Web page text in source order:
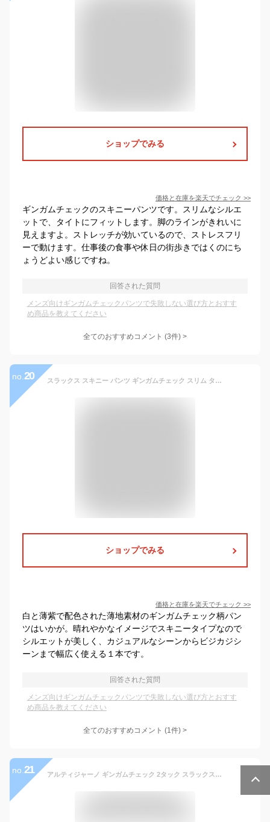
ショップでみる
価格と在庫を楽天でチェック >>
ギンガムチェックのスキニーパンツです。スリムなシルエ
ットで、タイトにフィットします。脚のラインがきれいに
見えますよ。ストレッチが効いているので、ストレスフリ
ーで動けます。仕事後の食事や休日の街歩きではくのにち
ょうどよい感じですね。
回答された質問
メンズ向けギンガムチェックパンツで失敗しない選び方とおすす
め商品を教えてください
全てのおすすめコメント (3件) >
no. 20 スラックス スキニー パンツ ギンガムチェック スリム タイト 春夏 大きいサイズも入荷 ジャケパン ゴルフ 白 薄紫 ラベンダー パステルカラー 薄地 クラシカル エレガント カジュアル バイカラー きれいめ カジュアル ビジネス
ショップでみる
価格と在庫を楽天でチェック >>
白と薄紫で配色された薄地素材のギンガムチェック柄パン
ツはいかが。晴れやかなイメージでスキニータイプなので
シルエットが美しく、カジュアルなシーンからビジカジシ
ーンまで幅広く使える１本です。
回答された質問
メンズ向けギンガムチェックパンツで失敗しない選び方とおすす
め商品を教えてください
全てのおすすめコメント (1件) >
no. 21 アルティジャーノ ギンガムチェック 2タック スラックス サイズM 古着 メンズ タグ付未使用品 裾未処理 KF-8 20230813